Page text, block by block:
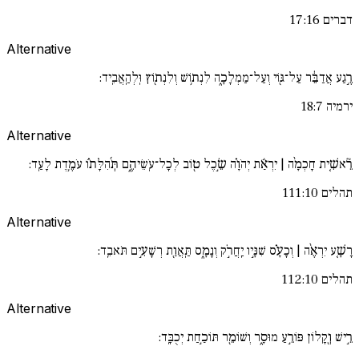
דברים 17:16
Alternative
רֶ֣גַע אֲדַבֵּ֔ר עַל־גּ֖וֹי וְעַל־מַמְלָכָ֑ה לִנְת֥וֹשׁ וְלִנְת֖וֹץ וּֽלְהַֽאֲבִֽיד:
ירמיה 18:7
Alternative
רֵ֘אשִׁ֚ית חָכְמָ֨ה | יִרְאַ֬ת יְהֹוָ֗ה שֵׂ֣כֶל ט֖וֹב לְכָל־עֹֽשֵׂיהֶ֑ם תְּ֜הִלָּת֗וֹ עֹמֶ֥דֶת לָעַֽד:
תהלים 111:10
Alternative
רָשָׁ֚ע יִרְאֶ֨ה | וְכָעָ֗ס שִׁנָּ֣יו יַֽחֲרֹ֣ק וְנָמָ֑ס תַּֽאֲוַ֖ת רְשָׁעִ֣ים תֹּאבֵֽד:
תהלים 112:10
Alternative
רֵ֣ישׁ וְ֖קָלוֹן פּוֹרֵ֣עַ מוּסָ֑ר וְשׁוֹמֵ֖ר תּוֹכַ֣חַת יְכֻבָּֽד: